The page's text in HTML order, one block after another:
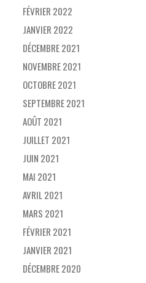
FÉVRIER 2022
JANVIER 2022
DÉCEMBRE 2021
NOVEMBRE 2021
OCTOBRE 2021
SEPTEMBRE 2021
AOÛT 2021
JUILLET 2021
JUIN 2021
MAI 2021
AVRIL 2021
MARS 2021
FÉVRIER 2021
JANVIER 2021
DÉCEMBRE 2020